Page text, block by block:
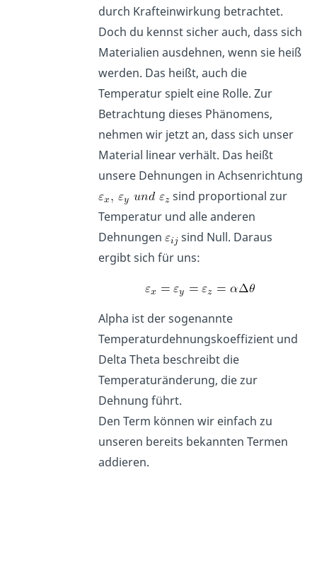
durch Krafteinwirkung betrachtet.
Doch du kennst sicher auch, dass sich
Materialien ausdehnen, wenn sie heiß
werden. Das heißt, auch die
Temperatur spielt eine Rolle. Zur
Betrachtung dieses Phänomens,
nehmen wir jetzt an, dass sich unser
Material linear verhält. Das heißt
unsere Dehnungen in Achsenrichtung
sind proportional zur
Temperatur und alle anderen
Dehnungen
sind Null. Daraus
ergibt sich für uns:
Alpha ist der sogenannte
Temperaturdehnungskoeffizient und
Delta Theta beschreibt die
Temperaturänderung, die zur
Dehnung führt.
Den Term können wir einfach zu
unseren bereits bekannten Termen
addieren.